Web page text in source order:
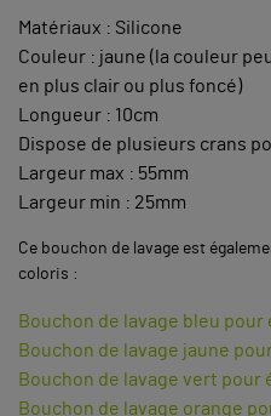
Matériaux : Silicone
Couleur : jaune (la couleur
en plus clair ou plus foncé)
Longueur : 10cm
Dispose de plusieurs crans
Largeur max : 55mm
Largeur min : 25mm
Ce bouchon de lavage est
coloris :
Bouchon de lavage bleu pour
Bouchon de lavage jaune
Bouchon de lavage vert pour
Bouchon de lavage orange